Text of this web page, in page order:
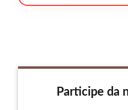
Participe da